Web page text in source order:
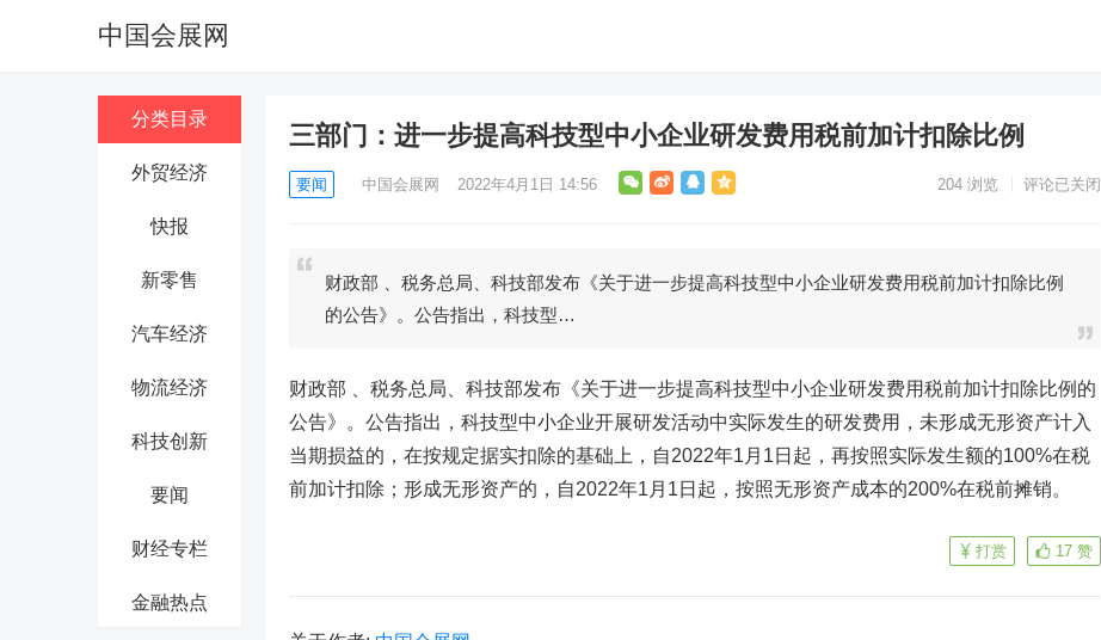
中国会展网
分类目录
外贸经济
快报
新零售
汽车经济
物流经济
科技创新
要闻
财经专栏
金融热点
三部门：进一步提高科技型中小企业研发费用税前加计扣除比例
要闻 中国会展网 2022年4月1日 14:56 204 浏览 评论已关闭
财政部 、税务总局、科技部发布《关于进一步提高科技型中小企业研发费用税前加计扣除比例
的公告》。公告指出，科技型…
财政部 、税务总局、科技部发布《关于进一步提高科技型中小企业研发费用税前加计扣除比例的
公告》。公告指出，科技型中小企业开展研发活动中实际发生的研发费用，未形成无形资产计入
当期损益的，在按规定据实扣除的基础上，自2022年1月1日起，再按照实际发生额的100%在税
前加计扣除；形成无形资产的，自2022年1月1日起，按照无形资产成本的200%在税前摊销。
17 赞
打赏